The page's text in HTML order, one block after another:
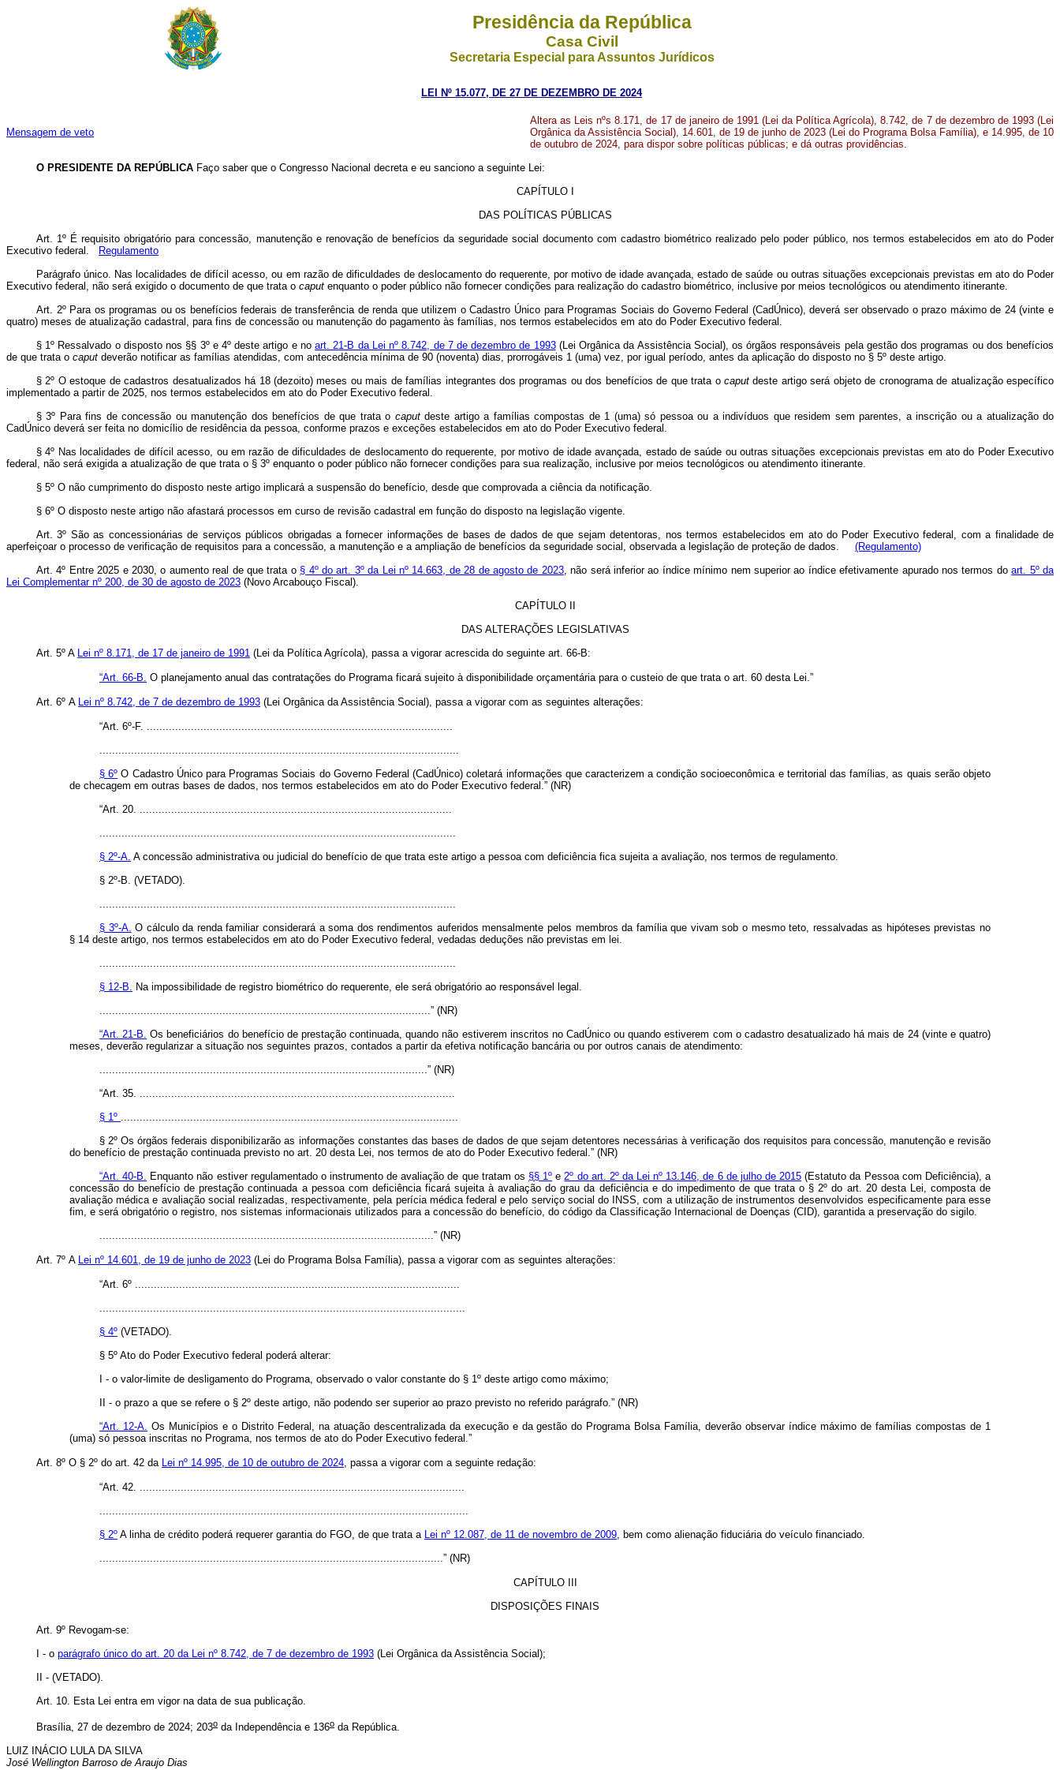
Presidência da República
Casa Civil
Secretaria Especial para Assuntos Jurídicos
LEI Nº 15.077, DE 27 DE DEZEMBRO DE 2024
Mensagem de veto
Altera as Leis nºs 8.171, de 17 de janeiro de 1991 (Lei da Política Agrícola), 8.742, de 7 de dezembro de 1993 (Lei
Orgânica da Assistência Social), 14.601, de 19 de junho de 2023 (Lei do Programa Bolsa Família), e 14.995, de 10
de outubro de 2024, para dispor sobre políticas públicas; e dá outras providências.
O PRESIDENTE DA REPÚBLICA Faço saber que o Congresso Nacional decreta e eu sanciono a seguinte Lei:
CAPÍTULO I
DAS POLÍTICAS PÚBLICAS
Art. 1º É requisito obrigatório para concessão, manutenção e renovação de benefícios da seguridade social documento com cadastro biométrico realizado pelo poder público, nos termos estabelecidos em ato do Poder
Executivo federal.
Regulamento
Parágrafo único. Nas localidades de difícil acesso, ou em razão de dificuldades de deslocamento do requerente, por motivo de idade avançada, estado de saúde ou outras situações excepcionais previstas em ato do Poder
Executivo federal, não será exigido o documento de que trata o caput enquanto o poder público não fornecer condições para realização do cadastro biométrico, inclusive por meios tecnológicos ou atendimento itinerante.
Art. 2º Para os programas ou os benefícios federais de transferência de renda que utilizem o Cadastro Único para Programas Sociais do Governo Federal (CadÚnico), deverá ser observado o prazo máximo de 24 (vinte e
quatro) meses de atualização cadastral, para fins de concessão ou manutenção do pagamento às famílias, nos termos estabelecidos em ato do Poder Executivo federal.
§ 1º Ressalvado o disposto nos §§ 3º e 4º deste artigo e noart. 21-B da Lei nº 8.742, de 7 de dezembro de 1993(Lei Orgânica da Assistência Social), os órgãos responsáveis pela gestão dos programas ou dos benefícios
de que trata o caput deverão notificar as famílias atendidas, com antecedência mínima de 90 (noventa) dias, prorrogáveis 1 (uma) vez, por igual período, antes da aplicação do disposto no § 5º deste artigo.
§ 2º O estoque de cadastros desatualizados há 18 (dezoito) meses ou mais de famílias integrantes dos programas ou dos benefícios de que trata ocaput deste artigo será objeto de cronograma de atualização específico
implementado a partir de 2025, nos termos estabelecidos em ato do Poder Executivo federal.
§ 3º Para fins de concessão ou manutenção dos benefícios de que trata o caputdeste artigo a famílias compostas de 1 (uma) só pessoa ou a indivíduos que residem sem parentes, a inscrição ou a atualização do
CadÚnico deverá ser feita no domicílio de residência da pessoa, conforme prazos e exceções estabelecidos em ato do Poder Executivo federal.
§ 4º Nas localidades de difícil acesso, ou em razão de dificuldades de deslocamento do requerente, por motivo de idade avançada, estado de saúde ou outras situações excepcionais previstas em ato do Poder Executivo
federal, não será exigida a atualização de que trata o § 3º enquanto o poder público não fornecer condições para sua realização, inclusive por meios tecnológicos ou atendimento itinerante.
§ 5º O não cumprimento do disposto neste artigo implicará a suspensão do benefício, desde que comprovada a ciência da notificação.
§ 6º O disposto neste artigo não afastará processos em curso de revisão cadastral em função do disposto na legislação vigente.
Art. 3º São as concessionárias de serviços públicos obrigadas a fornecer informações de bases de dados de que sejam detentoras, nos termos estabelecidos em ato do Poder Executivo federal, com a finalidade de
aperfeiçoar o processo de verificação de requisitos para a concessão, a manutenção e a ampliação de benefícios da seguridade social, observada a legislação de proteção de dados.
(Regulamento)
Art. 4º Entre 2025 e 2030, o aumento real de que trata o § 4º do art. 3º da Lei nº 14.663, de 28 de agosto de 2023, não será inferior ao índice mínimo nem superior ao índice efetivamente apurado nos termos doart. 5º da
Lei Complementar nº 200, de 30 de agosto de 2023 (Novo Arcabouço Fiscal).
CAPÍTULO II
DAS ALTERAÇÕES LEGISLATIVAS
Art. 5º A Lei nº 8.171, de 17 de janeiro de 1991 (Lei da Política Agrícola), passa a vigorar acrescida do seguinte art. 66-B:
“Art. 66-B. O planejamento anual das contratações do Programa ficará sujeito à disponibilidade orçamentária para o custeio de que trata o art. 60 desta Lei.”
Art. 6º A Lei nº 8.742, de 7 de dezembro de 1993 (Lei Orgânica da Assistência Social), passa a vigorar com as seguintes alterações:
“Art. 6º-F. .................................................................................................
..................................................................................................................
§ 6º O Cadastro Único para Programas Sociais do Governo Federal (CadÚnico) coletará informações que caracterizem a condição socioeconômica e territorial das famílias, as quais serão objeto
de checagem em outras bases de dados, nos termos estabelecidos em ato do Poder Executivo federal.” (NR)
“Art. 20. ...................................................................................................
.................................................................................................................
§ 2º-A. A concessão administrativa ou judicial do benefício de que trata este artigo a pessoa com deficiência fica sujeita a avaliação, nos termos de regulamento.
§ 2º-B. (VETADO).
.................................................................................................................
§ 3º-A. O cálculo da renda familiar considerará a soma dos rendimentos auferidos mensalmente pelos membros da família que vivam sob o mesmo teto, ressalvadas as hipóteses previstas no
§ 14 deste artigo, nos termos estabelecidos em ato do Poder Executivo federal, vedadas deduções não previstas em lei.
.................................................................................................................
§ 12-B. Na impossibilidade de registro biométrico do requerente, ele será obrigatório ao responsável legal.
.........................................................................................................” (NR)
“Art. 21-B. Os beneficiários do benefício de prestação continuada, quando não estiverem inscritos no CadÚnico ou quando estiverem com o cadastro desatualizado há mais de 24 (vinte e quatro)
meses, deverão regularizar a situação nos seguintes prazos, contados a partir da efetiva notificação bancária ou por outros canais de atendimento:
........................................................................................................” (NR)
“Art. 35. ....................................................................................................
§ 1º ...........................................................................................................
§ 2º Os órgãos federais disponibilizarão as informações constantes das bases de dados de que sejam detentores necessárias à verificação dos requisitos para concessão, manutenção e revisão
do benefício de prestação continuada previsto no art. 20 desta Lei, nos termos de ato do Poder Executivo federal.” (NR)
“Art. 40-B. Enquanto não estiver regulamentado o instrumento de avaliação de que tratam os §§ 1º e2º do art. 2º da Lei nº 13.146, de 6 de julho de 2015 (Estatuto da Pessoa com Deficiência), a
concessão do benefício de prestação continuada a pessoa com deficiência ficará sujeita à avaliação do grau da deficiência e do impedimento de que trata o § 2º do art. 20 desta Lei, composta de
avaliação médica e avaliação social realizadas, respectivamente, pela perícia médica federal e pelo serviço social do INSS, com a utilização de instrumentos desenvolvidos especificamente para esse
fim, e será obrigatório o registro, nos sistemas informacionais utilizados para a concessão do benefício, do código da Classificação Internacional de Doenças (CID), garantida a preservação do sigilo.
..........................................................................................................” (NR)
Art. 7º A Lei nº 14.601, de 19 de junho de 2023 (Lei do Programa Bolsa Família), passa a vigorar com as seguintes alterações:
“Art. 6º .......................................................................................................
....................................................................................................................
§ 4º (VETADO).
§ 5º Ato do Poder Executivo federal poderá alterar:
I - o valor-limite de desligamento do Programa, observado o valor constante do § 1º deste artigo como máximo;
II - o prazo a que se refere o § 2º deste artigo, não podendo ser superior ao prazo previsto no referido parágrafo.” (NR)
“Art. 12-A. Os Municípios e o Distrito Federal, na atuação descentralizada da execução e da gestão do Programa Bolsa Família, deverão observar índice máximo de famílias compostas de 1
(uma) só pessoa inscritas no Programa, nos termos de ato do Poder Executivo federal.”
Art. 8º O § 2º do art. 42 da Lei nº 14.995, de 10 de outubro de 2024, passa a vigorar com a seguinte redação:
“Art. 42. .......................................................................................................
.....................................................................................................................
§ 2º A linha de crédito poderá requerer garantia do FGO, de que trata a Lei nº 12.087, de 11 de novembro de 2009, bem como alienação fiduciária do veículo financiado.
.............................................................................................................” (NR)
CAPÍTULO III
DISPOSIÇÕES FINAIS
Art. 9º Revogam-se:
I - o parágrafo único do art. 20 da Lei nº 8.742, de 7 de dezembro de 1993 (Lei Orgânica da Assistência Social);
II - (VETADO).
Art. 10. Esta Lei entra em vigor na data de sua publicação.
Brasília, 27 de dezembro de 2024; 203o da Independência e 136o da República.
LUIZ INÁCIO LULA DA SILVA
José Wellington Barroso de Araujo Dias